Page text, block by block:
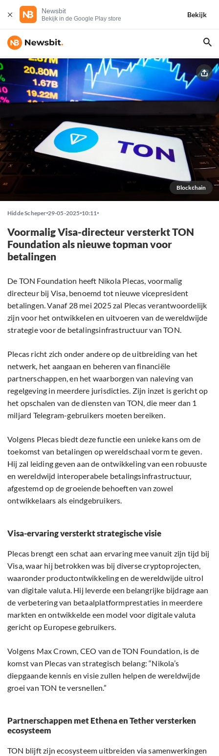
Newsbit
Bekijk in de Google Play store
Bekijk
Blockchain
Hidde Scheper 29-05-2025 10:11
Voormalig Visa-directeur versterkt TON
Foundation als nieuwe topman voor
betalingen
De TON Foundation heeft Nikola Plecas, voormalig
directeur bij Visa, benoemd tot nieuwe vicepresident
betalingen. Vanaf 28 mei 2025 zal Plecas verantwoordelijk
zijn voor het ontwikkelen en uitvoeren van de wereldwijde
strategie voor de betalingsinfrastructuur van TON.
Plecas richt zich onder andere op de uitbreiding van het
netwerk, het aangaan en beheren van financiële
partnerschappen, en het waarborgen van naleving van
regelgeving in meerdere jurisdicties. Zijn inzet is gericht op
het opschalen van de diensten van TON, die meer dan 1
miljard Telegram-gebruikers moeten bereiken.
Volgens Plecas biedt deze functie een unieke kans om de
toekomst van betalingen op wereldschaal vorm te geven.
Hij zal leiding geven aan de ontwikkeling van een robuuste
en wereldwijd interoperabele betalingsinfrastructuur,
afgestemd op de groeiende behoeften van zowel
ontwikkelaars als eindgebruikers.
Visa-ervaring versterkt strategische visie
Plecas brengt een schat aan ervaring mee vanuit zijn tijd bij
Visa, waar hij betrokken was bij diverse cryptoprojecten,
waaronder productontwikkeling en de wereldwijde uitrol
van digitale valuta. Hij leverde een belangrijke bijdrage aan
de verbetering van betaalplatformprestaties in meerdere
markten en ontwikkelde een model voor digitale valuta
gericht op Europese gebruikers.
Volgens Max Crown, CEO van de TON Foundation, is de
komst van Plecas van strategisch belang: “Nikola’s
diepgaande kennis en visie zullen helpen de wereldwijde
groei van TON te versnellen.”
Partnerschappen met Ethena en Tether versterken
ecosysteem
TON blijft zijn ecosysteem uitbreiden via samenwerkingen